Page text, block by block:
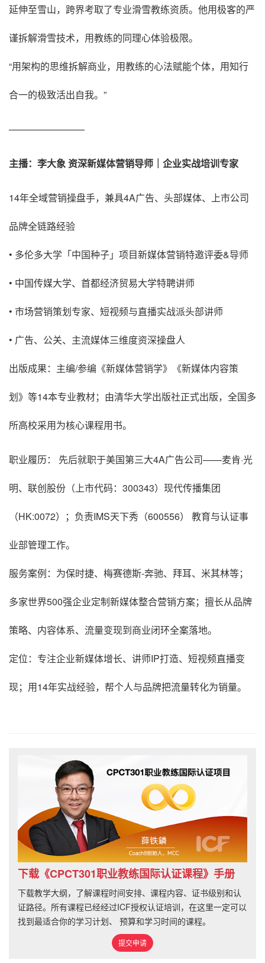
延伸至雪山，跨界考取了专业滑雪教练资质。他用极客的严
谨拆解滑雪技术，用教练的同理心体验极限。
“用架构的思维拆解商业，用教练的心法赋能个体，用知行
合一的极致活出自我。”
————————
主播：李大象 资深新媒体营销导师｜企业实战培训专家
14年全域营销操盘手，兼具4A广告、头部媒体、上市公司
品牌全链路经验
• 多伦多大学「中国种子」项目新媒体营销特邀评委&导师
• 中国传媒大学、首都经济贸易大学特聘讲师
• 市场营销策划专家、短视频与直播实战派头部讲师
• 广告、公关、主流媒体三维度资深操盘人
出版成果：主编/参编《新媒体营销学》《新媒体内容策
划》等14本专业教材；由清华大学出版社正式出版，全国多
所高校采用为核心课程用书。
职业履历： 先后就职于美国第三大4A广告公司——麦肯·光
明、联创股份（上市代码：300343）现代传播集团
（HK:0072）；负责IMS天下秀（600556） 教育与认证事
业部管理工作。
服务案例：为保时捷、梅赛德斯-奔驰、拜耳、米其林等；
多家世界500强企业定制新媒体整合营销方案；擅长从品牌
策略、内容体系、流量变现到商业闭环全案落地。
定位：专注企业新媒体增长、讲师IP打造、短视频直播变
现；用14年实战经验，帮个人与品牌把流量转化为销量。
下载《CPCT301职业教练国际认证课程》手册
下载教学大纲，了解课程时间安排、课程内容、证书级别和认
证路径。所有课程已经经过ICF授权认证培训，在这里一定可以
找到最适合你的学习计划、 预算和学习时间的课程。
提交申请